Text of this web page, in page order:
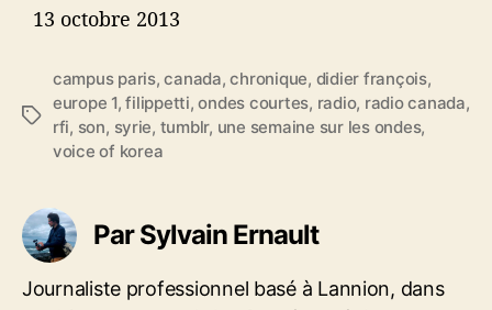
Date
13 octobre 2013
É
u
e
campus paris,canada,chronique, didier françois,
europe 1,filippetti,ondes courtes, radio, radio canada,
rfi, son, syrie, tumblr, une semaine sur les ondes,
voice of korea
Par Sylvain Ernault
Journaliste professionnel basé à Lannion, dans